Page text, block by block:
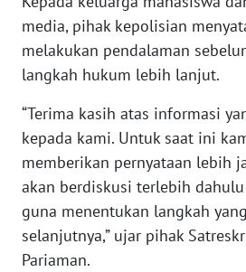
media, pihak kepolisian
melakukan pendalaman
langkah hukum lebih lanjut.
“Terima kasih atas informasi
kepada kami. Untuk saat ini
memberikan pernyataan lebih
akan berdiskusi terlebih
guna menentukan langkah
selanjutnya,” ujar pihak
Pariaman.
WN
WN
SERAMBI
WN
JAMBI
WN
SULTRA